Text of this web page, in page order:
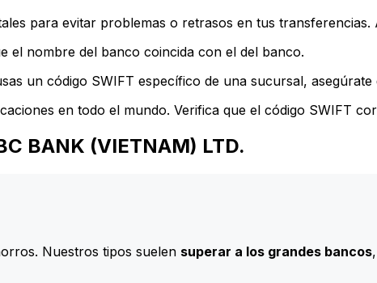
para evitar problemas o retrasos en tus transferencias.
el nombre del banco coincida con el del banco.
un código SWIFT específico de una sucursal,
en todo el mundo. Verifica que el código SWIFT
BANK (VIETNAM) LTD.
Nuestros tipos suelen superar a los grandes bancos